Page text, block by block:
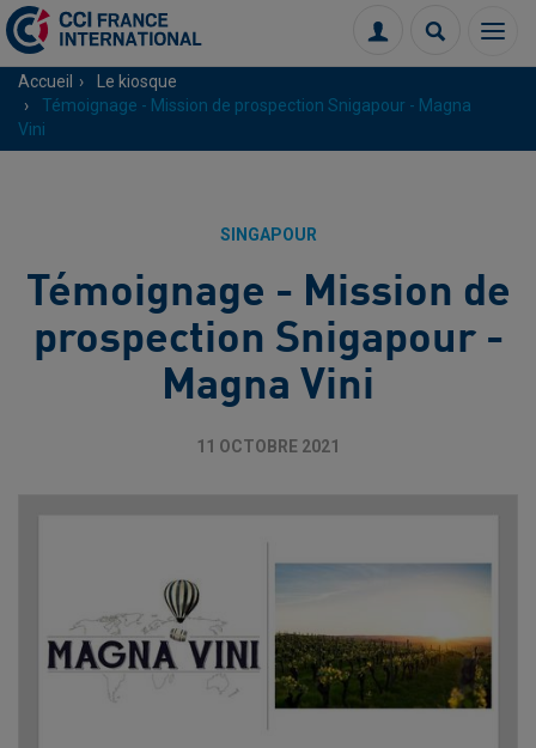
Menu
Connexion
Accueil
Le kiosque
Témoignage - Mission de prospection Snigapour - Magna
Vini
SINGAPOUR
Témoignage - Mission de
prospection Snigapour -
Magna Vini
11 OCTOBRE 2021